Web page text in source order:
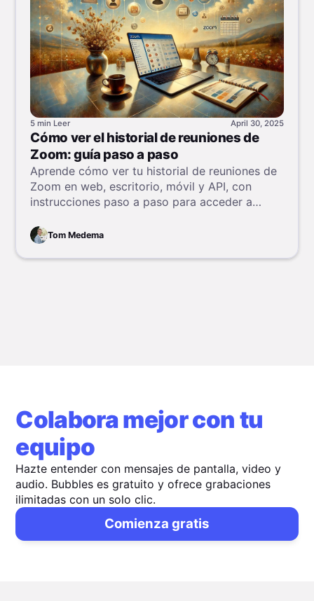
5 min Leer April 30, 2025
Cómo ver el historial de reuniones de
Zoom: guía paso a paso
Aprende cómo ver tu historial de reuniones de
Zoom en web, escritorio, móvil y API, con
instrucciones paso a paso para acceder a
Tom Medema
Colabora mejor con tu
equipo
Hazte entender con mensajes de pantalla, video y
audio. Bubbles es gratuito y ofrece grabaciones
ilimitadas con un solo clic.
Comienza gratis